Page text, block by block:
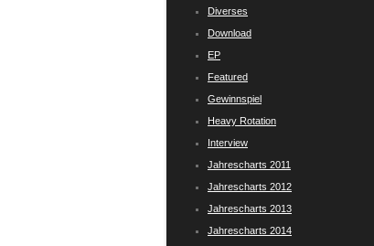
Diverses
Download
EP
Featured
Gewinnspiel
Heavy Rotation
Interview
Jahrescharts 2011
Jahrescharts 2012
Jahrescharts 2013
Jahrescharts 2014